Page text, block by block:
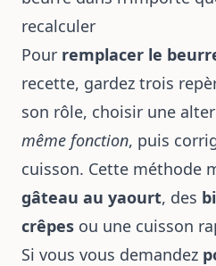
recalculer
Pour remplacer le
recette, gardez trois
son rôle, choisir une
même fonction, puis
cuisson. Cette méthode
gâteau au yaourt, des
crêpes ou une cuisson
Si vous vous demandez